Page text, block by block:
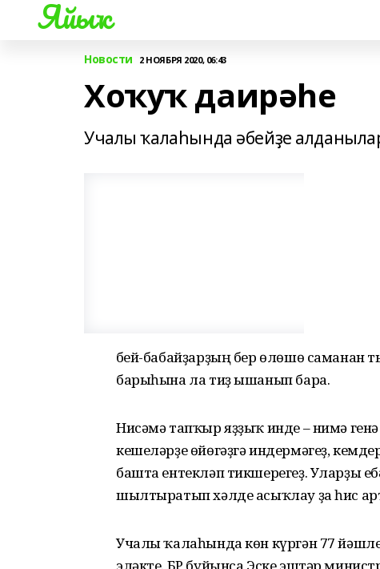
Яйыҡ
Новости 2 НОЯБРЯ 2020, 06:43
Хоҡуҡ даирәһе
Учалы ҡалаһында әбейҙе
Әбей-бабайҙарҙың бер өлөшө саманан
барыһына ла тиҙ ышанып бара.
Нисәмә тапҡыр яҙҙыҡ инде – нимә
кешеләрҙе өйөгәҙгә индермәгеҙ,
башта ентекләп тикшерегеҙ. Уларҙы
шылтыратып хәлде асыҡлау ҙа һис
Учалы ҡалаһында көн күргән 77